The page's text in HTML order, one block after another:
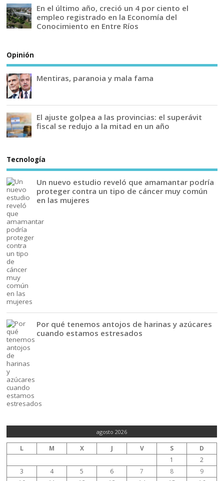
En el último año, creció un 4 por ciento el
empleo registrado en la Economía del
Conocimiento en Entre Ríos
Opinión
Mentiras, paranoia y mala fama
El ajuste golpea a las provincias: el superávit
fiscal se redujo a la mitad en un año
Tecnología
Un nuevo estudio reveló que amamantar podría
proteger contra un tipo de cáncer muy común
en las mujeres
Por qué tenemos antojos de harinas y azúcares
cuando estamos estresados
agosto 2026
L M X J V S
D
1
2
3
4 5 6 7 8
9